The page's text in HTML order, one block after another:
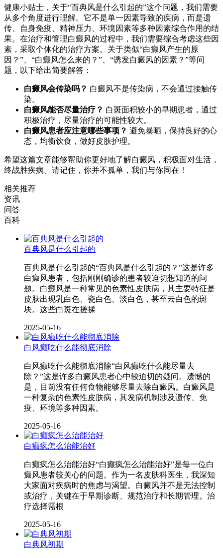
健康小贴士，关于“百典风是什么引起的”这个问题，我们需要
从多个角度进行理解。它不是单一因素导致的疾病，而是遗
传、自身免疫、精神压力、环境因素等多种因素综合作用的结
果。在治疗和管理白癜风的过程中，我们需要综合考虑这些因
素，采取个体化的治疗方案。关于类似“白癜风产生的原
因？”、“白癜风怎么来的？”、“诱发白癜风的因素？”等问
题，以下给出简要解答：
白癜风会传染吗？ 白癜风不是传染病，不会通过接触传
染。
白癜风能否尽量治疗？ 白斑面积较小的早期患者，通过
积极治疗，尽量治疗的可能性较大。
白癜风患者应注意哪些事项？ 避免暴晒，保持良好的心
态，均衡饮食，做好皮肤护理。
希望这篇文章能够帮助你更好地了解白癜风，积极面对生活，
终战胜疾病。请记住，你并不孤单，我们与你同在！
相关推荐
资讯
问答
百科
百典风是什么引起的
百典风是什么引起的“百典风是什么引起的？”这是许多
白癜风患者，包括刚刚确诊的患者较迫切想知道的问
题。白癜风是一种常见的色素性皮肤病，其主要特征是
皮肤出现乳白色、瓷白色、淡白色，甚至云白色的斑
块。这些白斑在搓揉
2025-05-16
白风癫吃什么能彻底消除
白风癫吃什么能彻底消除“白风癫吃什么能尽量去
除？”这是许多白癜风患者心中较迫切的疑问。遗憾的
是，目前没有任何食物能够尽量去除白癜风。白癜风是
一种复杂的色素性皮肤病，其发病机制涉及遗传、免
疫、环境等多种因素。
2025-05-16
白癫疯怎么治能治好
白癫疯怎么治能治好“白癫疯怎么治能治好”是每一位白
癜风患者较关心的问题。作为一名皮肤科医生，我深知
大家面对疾病时的焦虑与渴望。白癜风并不是无法控制
或治疗，关键在于早期诊断、规范治疗和长期管理。治
疗选择需根
2025-05-16
白典风初期